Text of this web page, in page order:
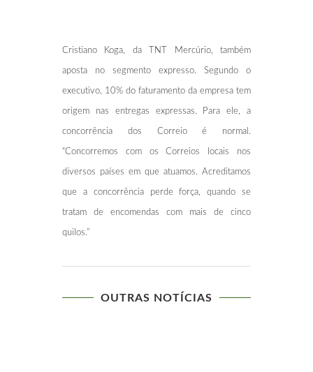
Cristiano Koga, da TNT Mercúrio, também
aposta no segmento expresso. Segundo o
executivo, 10% do faturamento da empresa tem
origem nas entregas expressas. Para ele, a
concorrência dos Correio é normal.
“Concorremos com os Correios locais nos
diversos países em que atuamos. Acreditamos
que a concorrência perde força, quando se
tratam de encomendas com mais de cinco
quilos.”
OUTRAS NOTÍCIAS